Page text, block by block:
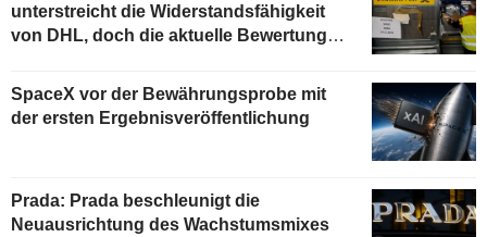
unterstreicht die Widerstandsfähigkeit
von DHL, doch die aktuelle Bewertung
SpaceX vor der Bewährungsprobe mit
der ersten Ergebnisveröffentlichung
Prada: Prada beschleunigt die
Neuausrichtung des Wachstumsmixes